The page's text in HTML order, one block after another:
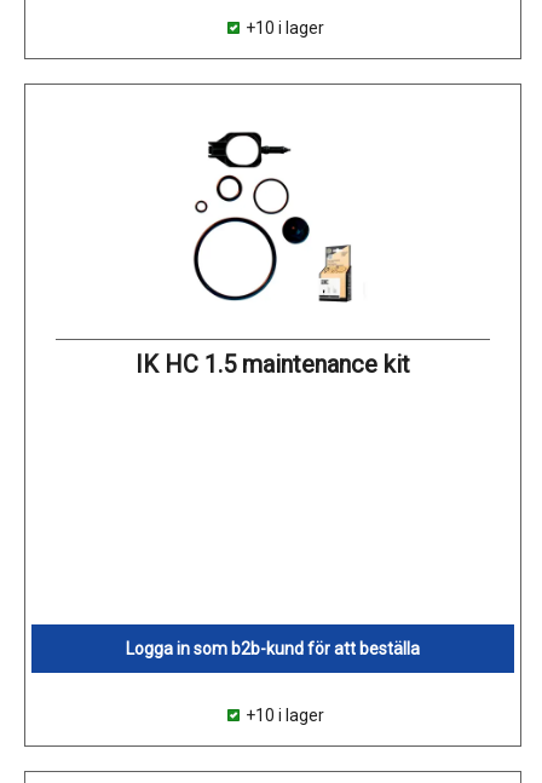
+10 i lager
IK HC 1.5 maintenance kit
Logga in som b2b-kund för att beställa
+10 i lager